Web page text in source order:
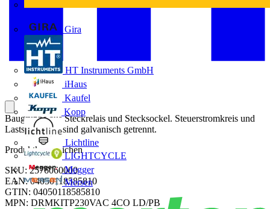
Gira
HT Instruments GmbH
iHaus
Kaufel
Kopp
Lichtline
LIGHTCYCLE
Megger
Mersen
Baugruppe aus Steckrelais und Stecksockel. Steuerstromkreis und
Laststromkreis sind galvanisch getrennt.
Produktkennzeichen
SKU: 2576060000
EAN: 04050118585810
GTIN: 04050118585810
MPN: DRMKITP230VAC 4CO LD/PB